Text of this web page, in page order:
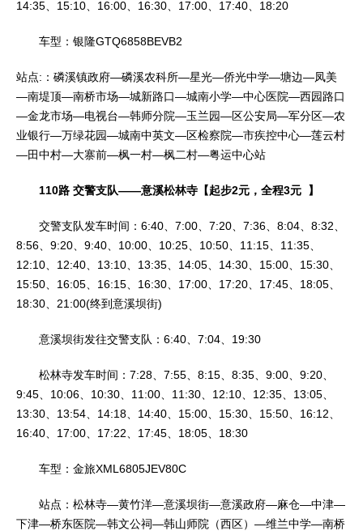
14:35、15:10、16:00、16:30、17:00、17:40、18:20
车型：银隆GTQ6858BEVB2
站点:：磷溪镇政府—磷溪农科所—星光—侨光中学—塘边—凤美
—南堤顶—南桥市场—城新路口—城南小学—中心医院—西园路口
—金龙市场—电视台—韩师分院—玉兰园—区公安局—军分区—农
业银行—万绿花园—城南中英文—区检察院—市疾控中心—莲云村
—田中村—大寨前—枫一村—枫二村—粤运中心站
110路 交警支队——意溪松林寺【起步2元，全程3元 】
交警支队发车时间：6:40、7:00、7:20、7:36、8:04、8:32、
8:56、9:20、9:40、10:00、10:25、10:50、11:15、11:35、
12:10、12:40、13:10、13:35、14:05、14:30、15:00、15:30、
15:50、16:05、16:15、16:30、17:00、17:20、17:45、18:05、
18:30、21:00(终到意溪坝街)
意溪坝街发往交警支队：6:40、7:04、19:30
松林寺发车时间：7:28、7:55、8:15、8:35、9:00、9:20、
9:45、10:06、10:30、11:00、11:30、12:10、12:35、13:05、
13:30、13:54、14:18、14:40、15:00、15:30、15:50、16:12、
16:40、17:00、17:22、17:45、18:05、18:30
车型：金旅XML6805JEV80C
站点：松林寺—黄竹洋—意溪坝街—意溪政府—麻仓—中津—
下津—桥东医院—韩文公祠—韩山师院（西区）—维兰中学—南桥